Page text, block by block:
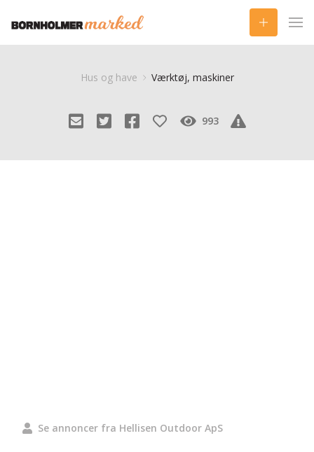
Hus og have Værktøj, maskiner
993
Se annoncer fra Hellisen Outdoor ApS